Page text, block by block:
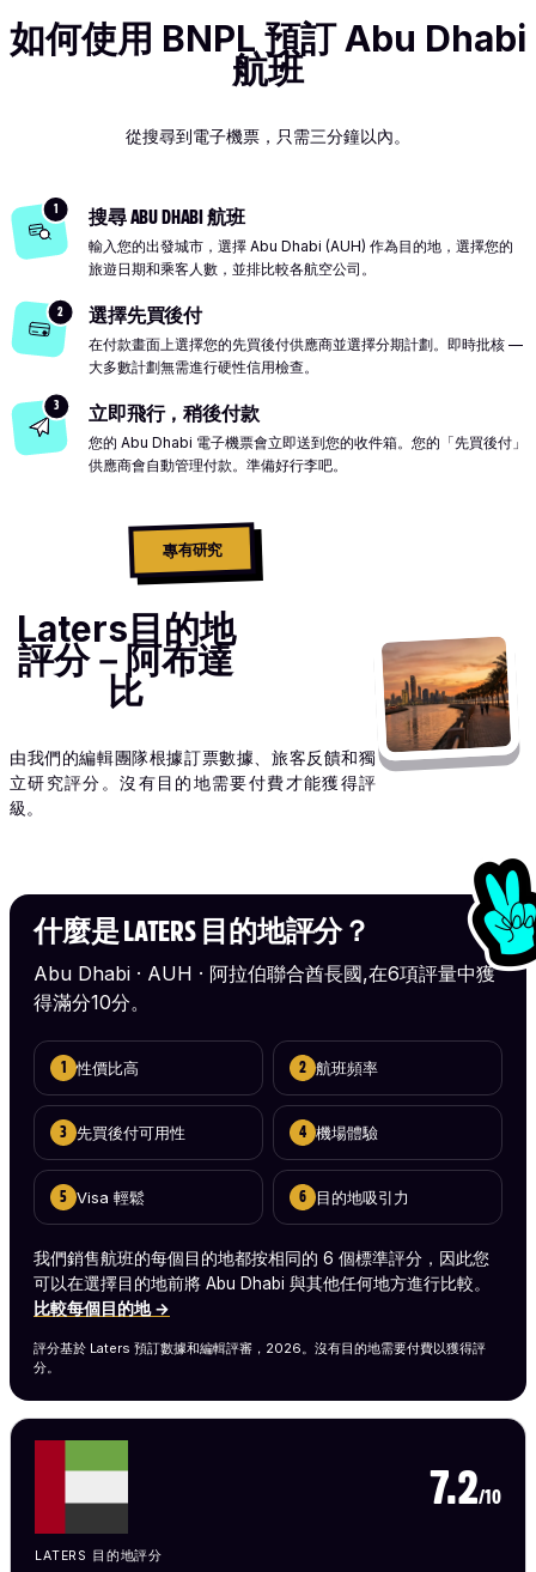
如何使用 BNPL 預訂 Abu Dhabi
航班
從搜尋到電子機票，只需三分鐘以內。
1 搜尋 ABU DHABI 航班
輸入您的出發城市，選擇 Abu Dhabi (AUH) 作為目的地，選擇您的
旅遊日期和乘客人數，並排比較各航空公司。
2 選擇先買後付
在付款畫面上選擇您的先買後付供應商並選擇分期計劃。即時批核 —
大多數計劃無需進行硬性信用檢查。
3 立即飛行，稍後付款
您的 Abu Dhabi 電子機票會立即送到您的收件箱。您的「先買後付」
供應商會自動管理付款。準備好行李吧。
專有研究
Laters目的地
評分－阿布達
比
由我們的編輯團隊根據訂票數據、旅客反饋和獨
立研究評分。沒有目的地需要付費才能獲得評
級。
什麼是 LATERS 目的地評分？
Abu Dhabi · AUH · 阿拉伯聯合酋長國,在6項評量中獲
得滿分10分。
1 性價比高 2 航班頻率
3 先買後付可用性 4 機場體驗
5 Visa 輕鬆 6 目的地吸引力
我們銷售航班的每個目的地都按相同的 6 個標準評分，因此您
可以在選擇目的地前將 Abu Dhabi 與其他任何地方進行比較。
比較每個目的地 →
評分基於 Laters 預訂數據和編輯評審，2026。沒有目的地需要付費以獲得評
分。
7.2/10
LATERS 目的地評分